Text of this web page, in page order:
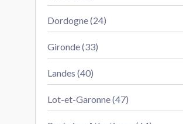
Dordogne (24)
Gironde (33)
Landes (40)
Lot-et-Garonne (47)